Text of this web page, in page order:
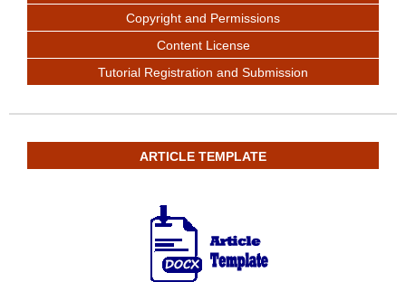
Copyright and Permissions
Content License
Tutorial Registration and Submission
ARTICLE TEMPLATE